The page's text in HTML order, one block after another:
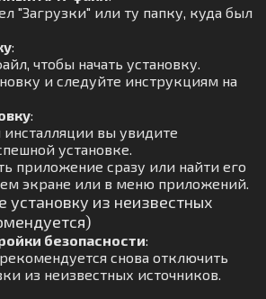
"Загрузки" или ту папку, куда был
:
чтобы начать установку.
и следуйте инструкциям на
:
вы увидите
установке.
приложение сразу или найти его
экране или в меню приложений.
установку из неизвестных
безопасности:
снова отключить
из неизвестных источников.